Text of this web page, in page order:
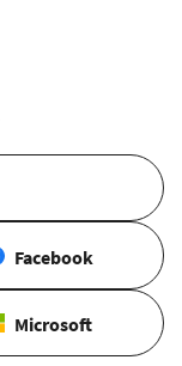
Facebook
Microsoft